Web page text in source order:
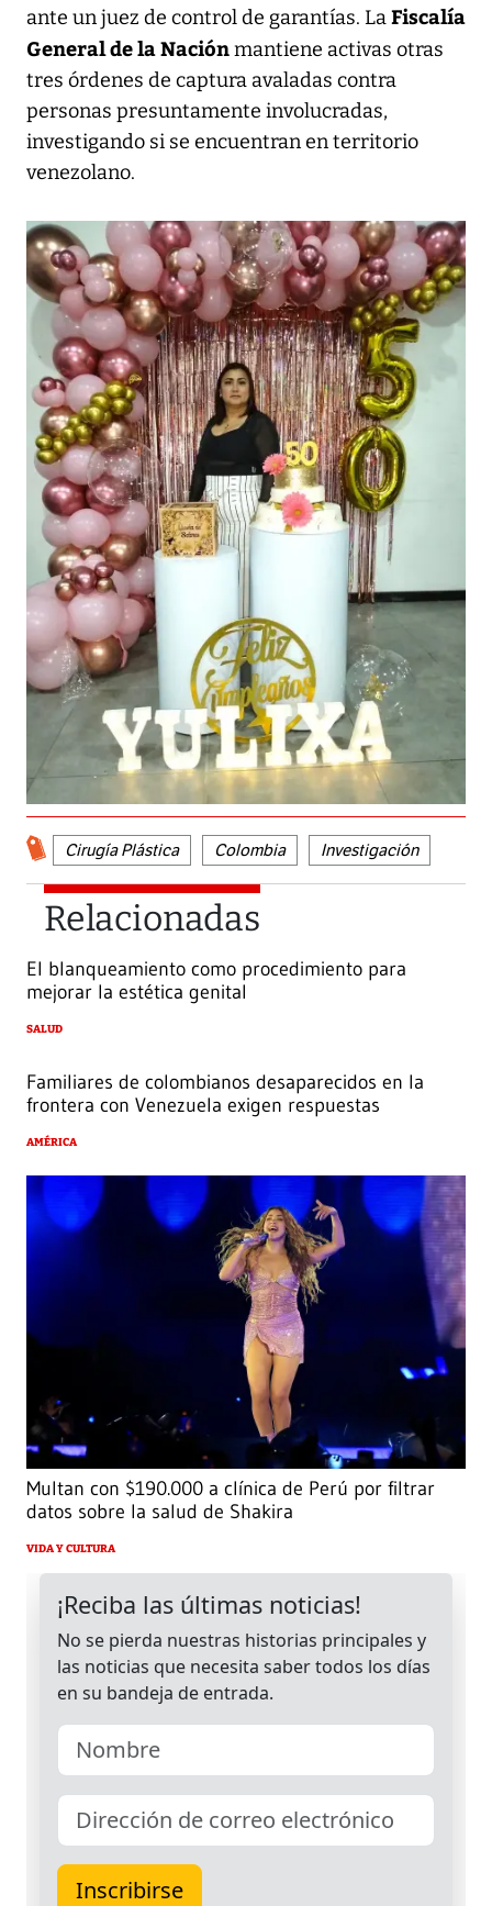
ante un juez de control de garantías. LaFiscalía
General de la Naciónmantiene activas otras
tres órdenes de captura avaladas contra
personas presuntamente involucradas,
investigando si se encuentran en territorio
venezolano.
Cirugía Plástica Colombia Investigación
Relacionadas
El blanqueamiento como procedimiento para
mejorar la estética genital
SALUD
Familiares de colombianos desaparecidos en la
frontera con Venezuela exigen respuestas
AMÉRICA
Multan con $190.000 a clínica de Perú por filtrar
datos sobre la salud de Shakira
VIDA Y CULTURA